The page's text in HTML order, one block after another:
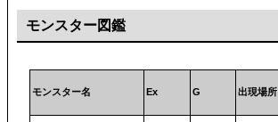
モンスター図鑑
モンスター名 Ex G 出現場所